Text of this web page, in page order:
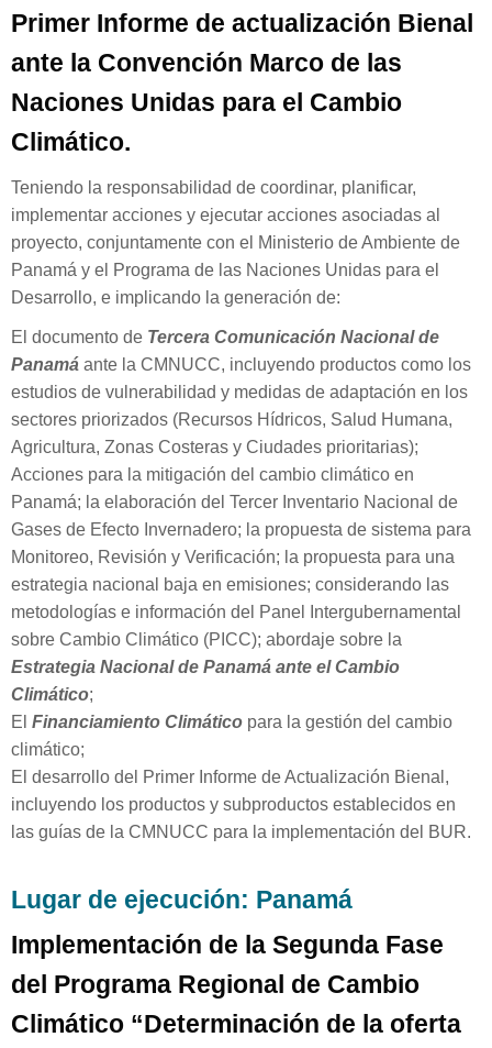
Primer Informe de actualización Bienal
ante la Convención Marco de las
Naciones Unidas para el Cambio
Climático.
Teniendo la responsabilidad de coordinar, planificar,
implementar acciones y ejecutar acciones asociadas al
proyecto, conjuntamente con el Ministerio de Ambiente de
Panamá y el Programa de las Naciones Unidas para el
Desarrollo, e implicando la generación de:
El documento de Tercera Comunicación Nacional de
Panamá ante la CMNUCC, incluyendo productos como los
estudios de vulnerabilidad y medidas de adaptación en los
sectores priorizados (Recursos Hídricos, Salud Humana,
Agricultura, Zonas Costeras y Ciudades prioritarias);
Acciones para la mitigación del cambio climático en
Panamá; la elaboración del Tercer Inventario Nacional de
Gases de Efecto Invernadero; la propuesta de sistema para
Monitoreo, Revisión y Verificación; la propuesta para una
estrategia nacional baja en emisiones; considerando las
metodologías e información del Panel Intergubernamental
sobre Cambio Climático (PICC); abordaje sobre la
Estrategia Nacional de Panamá ante el Cambio
Climático;
El Financiamiento Climático para la gestión del cambio
climático;
El desarrollo del Primer Informe de Actualización Bienal,
incluyendo los productos y subproductos establecidos en
las guías de la CMNUCC para la implementación del BUR.
Lugar de ejecución: Panamá
Implementación de la Segunda Fase
del Programa Regional de Cambio
Climático “Determinación de la oferta